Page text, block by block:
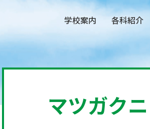
学校案内 各科紹介
マツガク